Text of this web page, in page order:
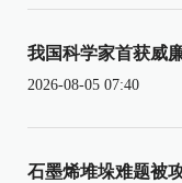
我国科学家首获威
2026-08-05 07:40
石墨烯堆垛难题被